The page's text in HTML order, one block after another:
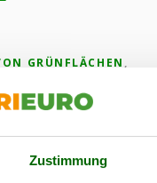
Zustimmung
GRÜNFLÄCHEN ,
–